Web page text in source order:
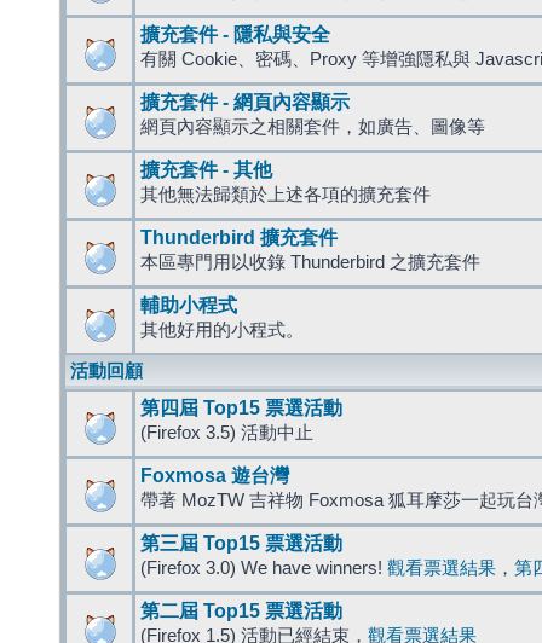
擴充套件 - 隱私與安全
有關 Cookie、密碼、Proxy 等增強隱私與
擴充套件 - 網頁內容顯示
網頁內容顯示之相關套件，如廣告、圖像等
擴充套件 - 其他
其他無法歸類於上述各項的擴充套件
Thunderbird 擴充套件
本區專門用以收錄 Thunderbird 之擴充套件
輔助小程式
其他好用的小程式。
活動回顧
第四屆 Top15 票選活動
(Firefox 3.5) 活動中止
Foxmosa 遊台灣
帶著 MozTW 吉祥物 Foxmosa 狐耳摩莎一起玩台
第三屆 Top15 票選活動
(Firefox 3.0) We have winners! 觀看票選結果 ， 第
第二屆 Top15 票選活動
(Firefox 1.5) 活動已經結束， 觀看票選結果